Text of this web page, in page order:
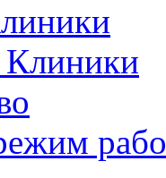
Клиники